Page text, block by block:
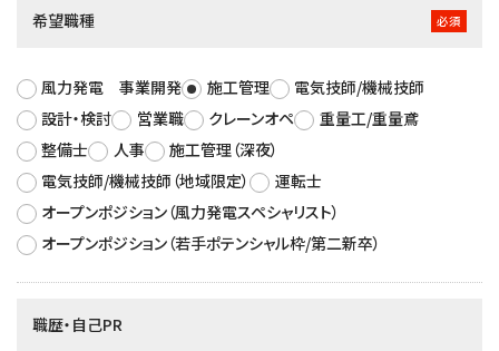
希望職種 必須
風力発電 事業開発 施工管理
電気技師/機械技師
設計・検討
営業職 クレーンオペ
重量工/重量鳶
整備士
人事
施工管理（深夜）
電気技師/機械技師（地域限定）
運転士
オープンポジション（風力発電スペシャリスト）
オープンポジション（若手ポテンシャル枠/第二新卒）
職歴・自己PR